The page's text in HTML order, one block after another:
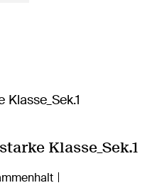
Klasse_Sek.1